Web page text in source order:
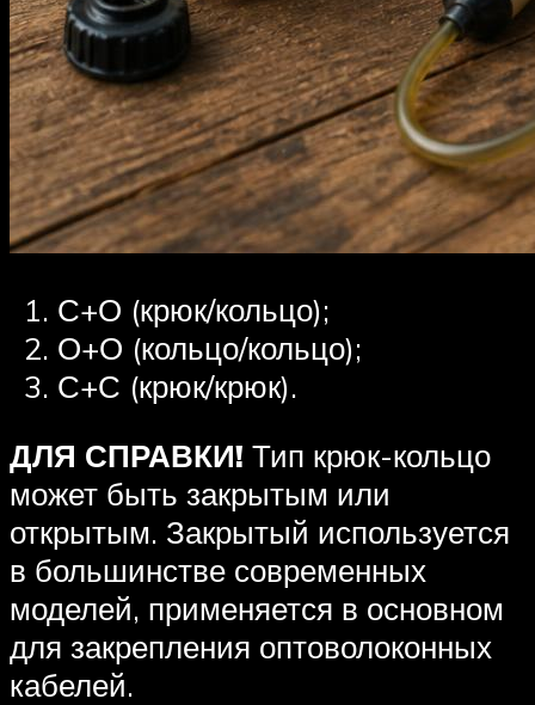
С+О (крюк/кольцо);
О+О (кольцо/кольцо);
С+С (крюк/крюк).
ДЛЯ СПРАВКИ! Тип крюк-кольцо
может быть закрытым или
открытым. Закрытый используется
в большинстве современных
моделей, применяется в основном
для закрепления оптоволоконных
кабелей.